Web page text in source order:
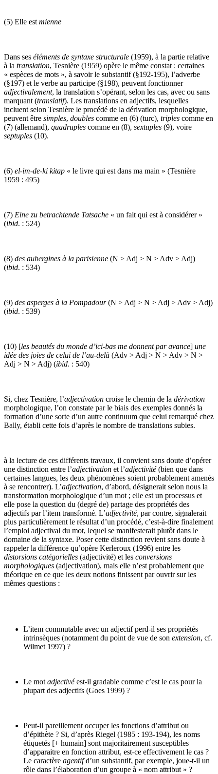
(5) Elle est mienne
Dans ses éléments de syntaxe structurale (1959), à la partie relative
à la translation, Tesnière (1959) opère le même constat : certaines
« espèces de mots », à savoir le substantif (§192-195), l’adverbe
(§197) et le verbe au participe (§198), peuvent fonctionner
adjectivalement, la translation s’opérant, selon les cas, avec ou sans
marquant (translatif). Les translations en adjectifs, lesquelles
incluent selon Tesnière le procédé de la dérivation morphologique,
peuvent être simples, doubles comme en (6) (turc), triples comme en
(7) (allemand), quadruples comme en (8), sextuples (9), voire
septuples (10).
(6) el-im-de-ki kitap « le livre qui est dans ma main » (Tesnière
1959 : 495)
(7) Eine zu betrachtende Tatsache « un fait qui est à considérer »
(ibid. : 524)
(8) des aubergines à la parisienne (N > Adj > N > Adv > Adj)
(ibid. : 534)
(9) des asperges à la Pompadour(N > Adj > N > Adj > Adv > Adj)
(ibid. : 539)
(10) [les beautés du monde d’ici-bas me donnent par avance] une
idée des joies de celui de l’au-delà (Adv > Adj > N > Adv > N >
Adj > N > Adj) (ibid. : 540)
Si, chez Tesnière, l’adjectivation croise le chemin de la dérivation
morphologique, l’on constate par le biais des exemples donnés la
formation d’une sorte d’un autre continuum que celui remarqué chez
Bally, établi cette fois d’après le nombre de translations subies.
à la lecture de ces différents travaux, il convient sans doute d’opérer
une distinction entre l’adjectivation et l’adjectivité(bien que dans
certaines langues, les deux phénomènes soient probablement amenés
à se rencontrer). L’adjectivation, d’abord, désignerait selon nous la
transformation morphologique d’un mot ; elle est un processus et
elle pose la question du (degré de) partage des propriétés des
adjectifs par l’item transformé. L’adjectivité, par contre, signalerait
plus particulièrement le résultat d’un procédé, c’est-à-dire finalement
l’emploi adjectival du mot, lequel se manifesterait plutôt dans le
domaine de la syntaxe. Poser cette distinction revient sans doute à
rappeler la différence qu’opère Kerleroux (1996) entre les
distorsions catégorielles (adjectivité) et les conversions
morphologiques (adjectivation), mais elle n’est probablement que
théorique en ce que les deux notions finissent par ouvrir sur les
mêmes questions :
L’item commutable avec un adjectif perd-il ses propriétés
intrinsèques (notamment du point de vue de son extension, cf.
Wilmet 1997) ?
Le mot adjectivéest-il gradable comme c’est le cas pour la
plupart des adjectifs (Goes 1999) ?
Peut-il pareillement occuper les fonctions d’attribut ou
d’épithète ? Si, d’après Riegel (1985 : 193-194), les noms
étiquetés [+ humain] sont majoritairement susceptibles
d’apparaitre en fonction attribut, est-ce effectivement le cas ?
Le caractère agentifd’un substantif, par exemple, joue-t-il un
rôle dans l’élaboration d’un groupe à « nom attribut » ?